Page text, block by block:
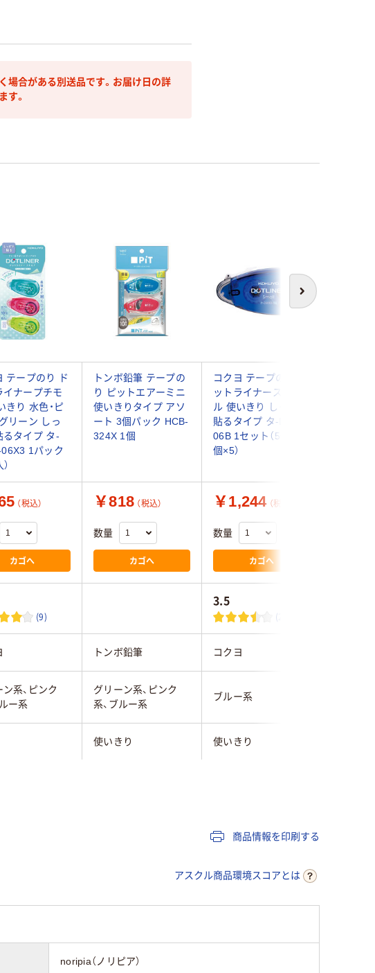
場合がある別送品です。お届け日の詳
す。
次へ
テープのり ド
イナープチモ
きり 水色・ピ
グリーン しっ
るタイプ タ-
1パック
トンボ鉛筆 テープの
り ピットエアーミニ
使いきりタイプ アソ
ート 3個パック HCB-
324X 1個
コクヨ テープのり ド
ットライナースモー
ル 使いきり しっかり
貼るタイプ タ-D930-
06B 1セット（5個：1
個×5）
（税込）
カゴへ
￥818 （税込）
数量
カゴへ
￥1,244 （税込）
数量
カゴへ
(9)
3.5
(2)
トンボ鉛筆 コクヨ
系、ピンク
ー系
グリーン系、ピンク
系、ブルー系
ブルー系
使いきり 使いきり
商品情報を印刷する
アスクル商品環境スコアとは
noripia（ノリピア）